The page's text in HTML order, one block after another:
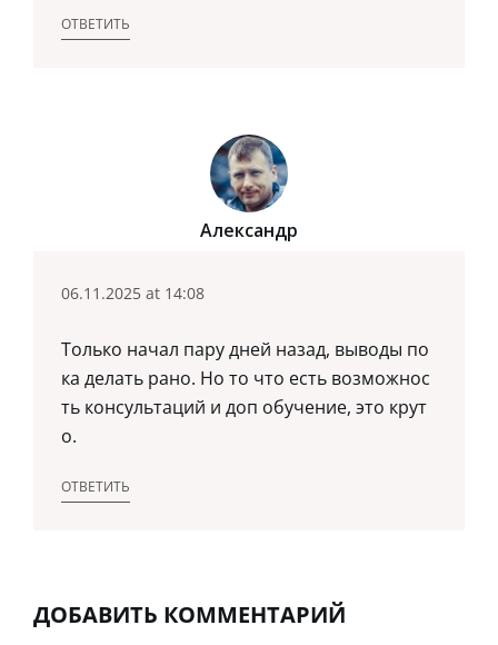
ОТВЕТИТЬ
Александр
06.11.2025 at 14:08
Только начал пару дней назад, выводы по
ка делать рано. Но то что есть возможнос
ть консультаций и доп обучение, это крут
о.
ОТВЕТИТЬ
ДОБАВИТЬ КОММЕНТАРИЙ